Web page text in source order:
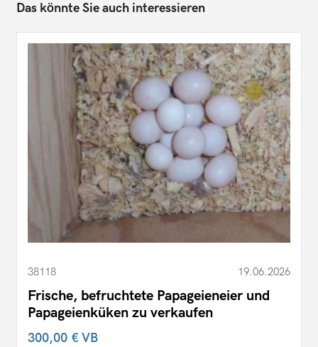
Das könnte Sie auch interessieren
38118 19.06.2026
Frische, befruchtete Papageieneier und
Papageienküken zu verkaufen
300,00 €VB